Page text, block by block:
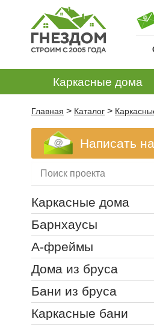
Каркасные дома
Главная > Каталог >
Написать
Каркасные дома
Барнхаусы
А-фреймы
Дома из бруса
Бани из бруса
Каркасные бани